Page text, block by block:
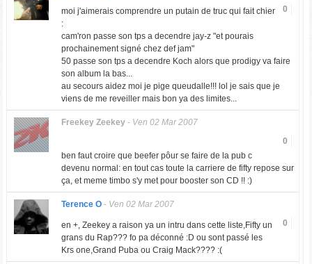
0
moi j'aimerais comprendre un putain de truc qui fait chier
:
cam'ron passe son tps a decendre jay-z "et pourais
prochainement signé chez def jam"
50 passe son tps a decendre Koch alors que prodigy va faire
son album la bas...
au secours aidez moi je pige queudalle!!! lol je sais que je
viens de me reveiller mais bon ya des limites...
Freekey Zeekey- Ven 02 Mar 2007
0
ben faut croire que beefer pôur se faire de la pub c
devenu normal: en tout cas toute la carriere de fifty repose sur
ça, et meme timbo s'y met pour booster son CD !! :)
Terence O- Ven 02 Mar 2007
0
en +, Zeekey a raison ya un intru dans cette liste,Fifty un
grans du Rap??? fo pa déconné :D ou sont passé les
Krs one,Grand Puba ou Craig Mack???? :(